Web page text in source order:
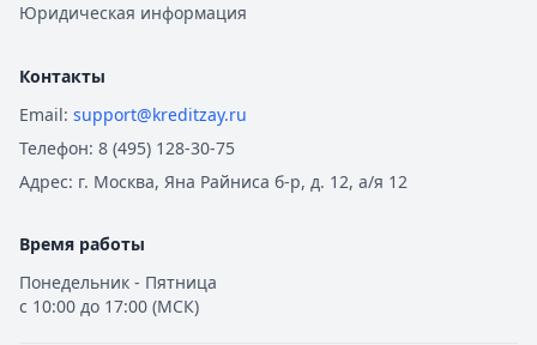
Юридическая информация
Контакты
Email: support@kreditzay.ru
Телефон: 8 (495) 128-30-75
Адрес: г. Москва, Яна Райниса б-р, д. 12, а/я 12
Время работы
Понедельник - Пятница
с 10:00 до 17:00 (МСК)